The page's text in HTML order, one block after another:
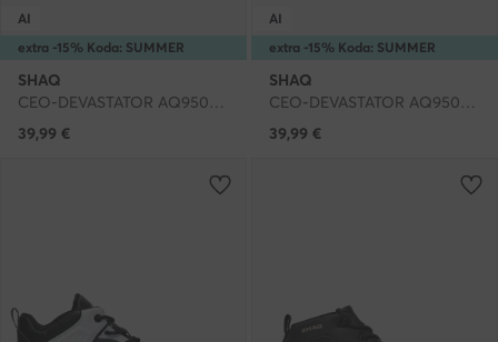
extra -15% Koda: SUMMER
AI
SHAQ
CEO-DEVASTATOR AQ95010Y-WL · Čevlji za košarko
39,99 €
extra -15% Koda: SUMMER
AI
SHAQ
CEO-DEVASTATOR AQ95010Y-BWZ · Čevlji za košarko
39,99 €